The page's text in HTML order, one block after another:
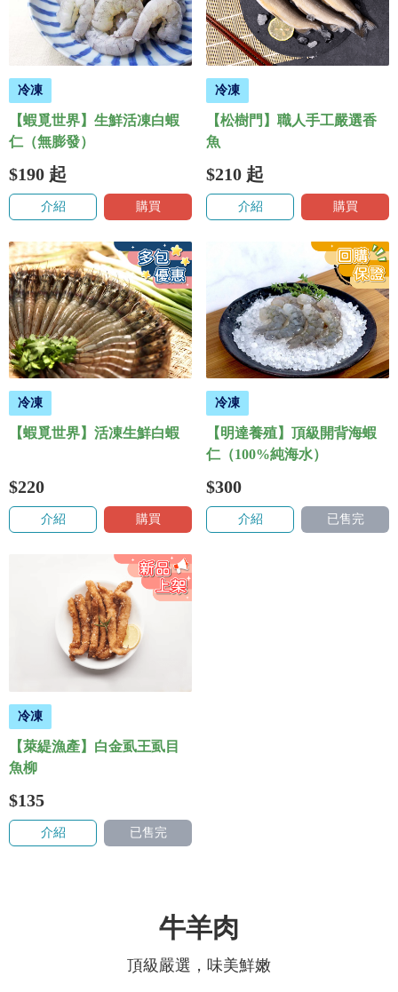
冷凍
【蝦覓世界】生鮮活凍白蝦
仁（無膨發）
$190 起
介紹 購買
冷凍
【松樹門】職人手工嚴選香
魚
$210 起
介紹 購買
冷凍
【蝦覓世界】活凍生鮮白蝦
$220
介紹 購買
冷凍
【明達養殖】頂級開背海蝦
仁（100%純海水）
$300
介紹 已售完
冷凍
【萊緹漁產】白金虱王虱目
魚柳
$135
介紹 已售完
牛羊肉
頂級嚴選，味美鮮嫩